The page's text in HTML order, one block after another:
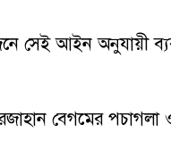
সেই আইন অনুযায়ী
বেগমের পচাগলা